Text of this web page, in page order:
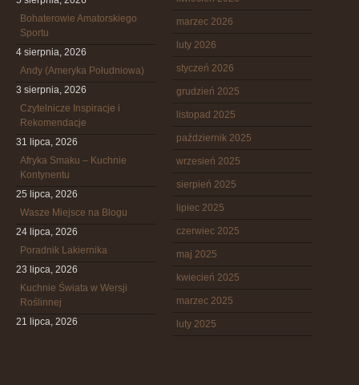
Bohaterowie Amatorskiego
Sportu
4 sierpnia, 2026
Andy (Ameryka Południowa)
3 sierpnia, 2026
Czytelnicze Inspiracje i
Rekomendacje
31 lipca, 2026
Afryka Smaku – Kuchnie
Kontynentu
25 lipca, 2026
Wasze Miejsce na Blogu
24 lipca, 2026
Poradnik Lakiernika
23 lipca, 2026
Kuchnie Świata w Wersji
Roślinnej
21 lipca, 2026
marzec 2026
luty 2026
styczeń 2026
grudzień 2025
listopad 2025
październik 2025
wrzesień 2025
sierpień 2025
lipiec 2025
czerwiec 2025
maj 2025
kwiecień 2025
marzec 2025
luty 2025